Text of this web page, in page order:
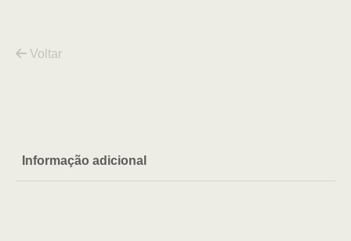
Voltar
Informação adicional